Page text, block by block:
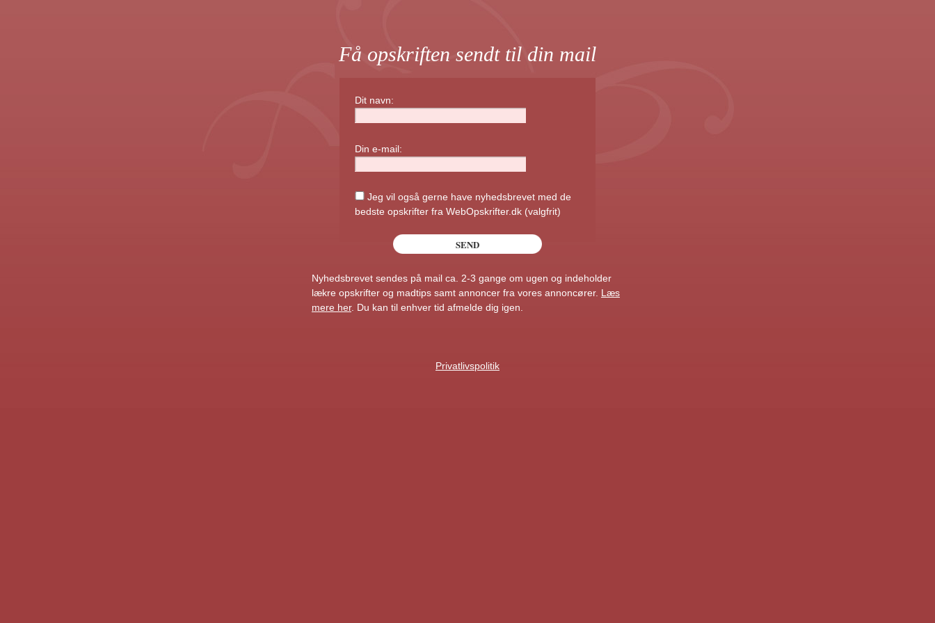
Få opskriften sendt til din mail
Dit navn:
Din e-mail:
Jeg vil også gerne have nyhedsbrevet med de
bedste opskrifter fra WebOpskrifter.dk (valgfrit)
Nyhedsbrevet sendes på mail ca. 2-3 gange om ugen og indeholder
lækre opskrifter og madtips samt annoncer fra vores annoncører. Læs
mere her. Du kan til enhver tid afmelde dig igen.
Privatlivspolitik